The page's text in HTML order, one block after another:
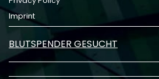
Imprint
BLUTSPENDER GESUCHT